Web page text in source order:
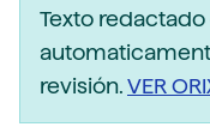
Texto
revisión.VER